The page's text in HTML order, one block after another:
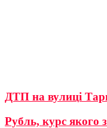
ДТП на вулиці
Рубль, курс якого